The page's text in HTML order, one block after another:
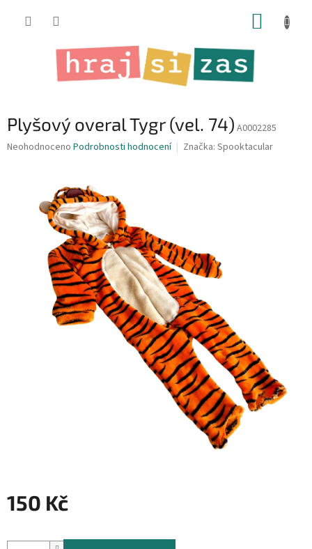
Plyšový overal Tygr (vel. 74) A0002285
Průměrné
Neohodnoceno Podrobnosti hodnocení Značka: Spooktacular
150 Kč
cena: